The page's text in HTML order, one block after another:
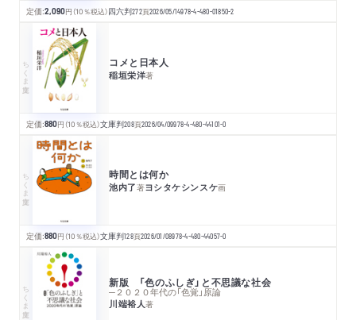
定価:2,090円 （10％税込）四六判272頁2026/05/14978-4-480-01850-2
ちくま文庫 コメと日本人
稲垣栄洋著
定価:880円 （10％税込）文庫判208頁2026/04/09978-4-480-44101-0
ちくま文庫 時間とは何か
池内了著ヨシタケシンスケ画
定価:880円 （10％税込）文庫判128頁2026/01/08978-4-480-44057-0
ちくま文庫 新版 「色のふしぎ」と不思議な社会
─２０２０年代の「色覚」原論
川端裕人著